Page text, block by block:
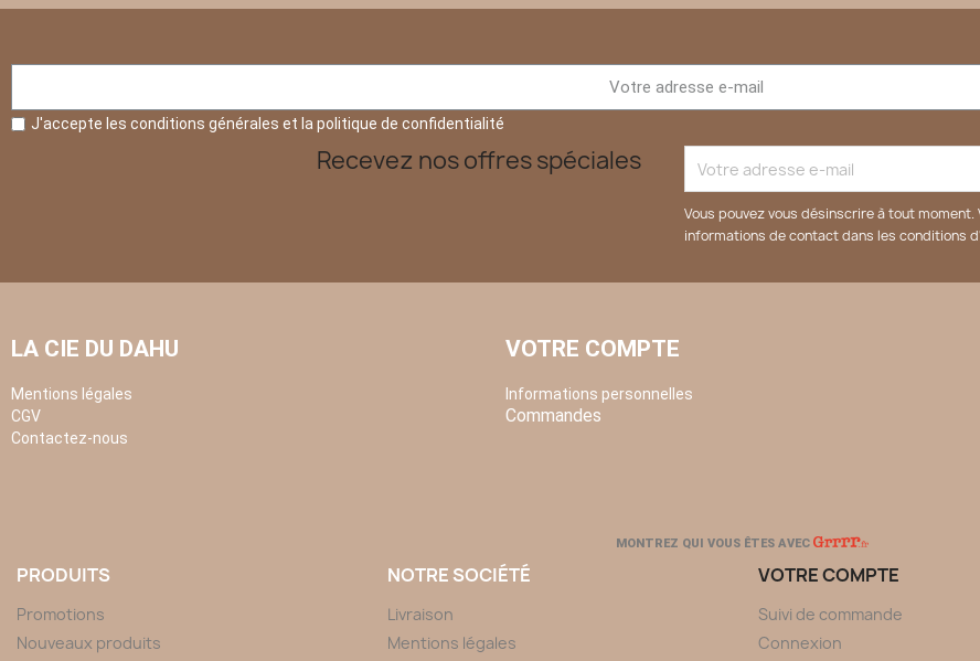
J'accepte les conditions générales et la politique de confidentialité
Recevez nos offres spéciales
Vous pouvez vous désinscrire à tout
informations de contact dans les conditions
LA CIE DU DAHU
Mentions légales
CGV
Contactez-nous
VOTRE COMPTE
Informations personnelles
Commandes
MONTREZ QUI VOUS ÊTES AVEC
PRODUITS
Promotions
Nouveaux produits
NOTRE SOCIÉTÉ
Livraison
Mentions légales
VOTRE COMPTE
Suivi de commande
Connexion